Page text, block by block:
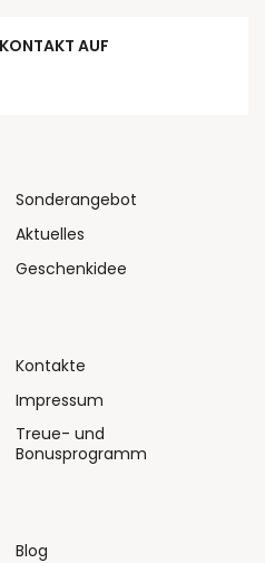
AUF
Sonderangebot
Aktuelles
Geschenkidee
Kontakte
Impressum
Treue- und
Bonusprogramm
Blog